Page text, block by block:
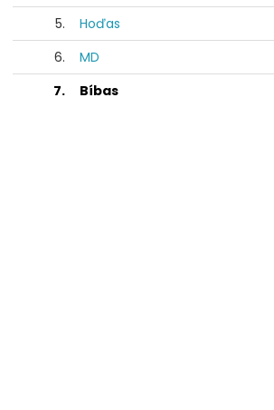
5.
Hoďas
6.
MD
7.
Bíbas